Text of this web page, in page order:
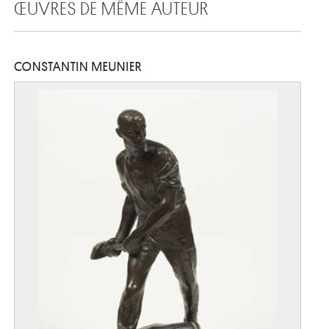
ŒUVRES DE MÊME AUTEUR
CONSTANTIN MEUNIER